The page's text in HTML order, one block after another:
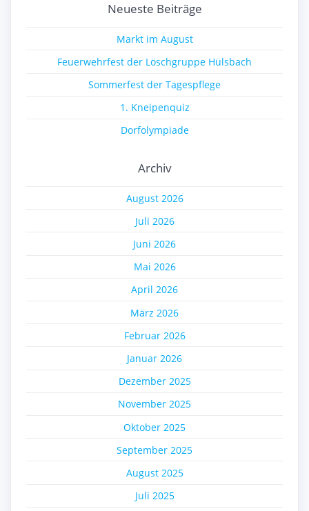
Neueste Beiträge
Markt im August
Feuerwehrfest der Löschgruppe Hülsbach
Sommerfest der Tagespflege
1. Kneipenquiz
Dorfolympiade
Archiv
August 2026
Juli 2026
Juni 2026
Mai 2026
April 2026
März 2026
Februar 2026
Januar 2026
Dezember 2025
November 2025
Oktober 2025
September 2025
August 2025
Juli 2025